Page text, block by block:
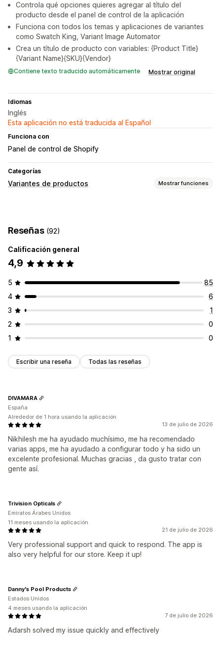
Controla qué opciones quieres agregar al título del
producto desde el panel de control de la aplicación
Funciona con todos los temas y aplicaciones de variantes
como Swatch King, Variant Image Automator
Crea un título de producto con variables: {Product Title}
{Variant Name}{SKU}{Vendor}
Contiene texto traducido automáticamente Mostrar original
Idiomas
Inglés
Esta aplicación no está traducida al Español
Funciona con
Panel de control de Shopify
Categorías
Variantes de productos Mostrar funciones
Visualización de variantes
Inventario
Gestión de SKU
Reseñas (92)
Calificación general
4,9
5
85
4
6
3
1
2
0
1
0
Escribir una reseña Todas las reseñas
13 de julio de 2026
Nikhilesh me ha ayudado muchísimo, me ha recomendado
varias apps, me ha ayudado a configurar todo y ha sido un
excelente profesional. Muchas gracias , da gusto tratar con
gente así.
DIVAMARA
España
Alrededor de 1 hora usando la aplicación
21 de julio de 2026
Very professional support and quick to respond. The app is
also very helpful for our store. Keep it up!
Trivision Opticals
Emiratos Árabes Unidos
11 meses usando la aplicación
7 de julio de 2026
Adarsh solved my issue quickly and effectively
Danny's Pool Products
Estados Unidos
4 meses usando la aplicación